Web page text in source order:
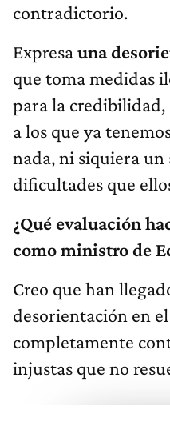
contradictorio.
Expresauna
que toma medidas
para la credibilidad,
a los que ya
nada, ni siquiera
dificultades que
¿Qué evaluación
como ministro de
Creo que han
desorientación en
completamente
injustas que no